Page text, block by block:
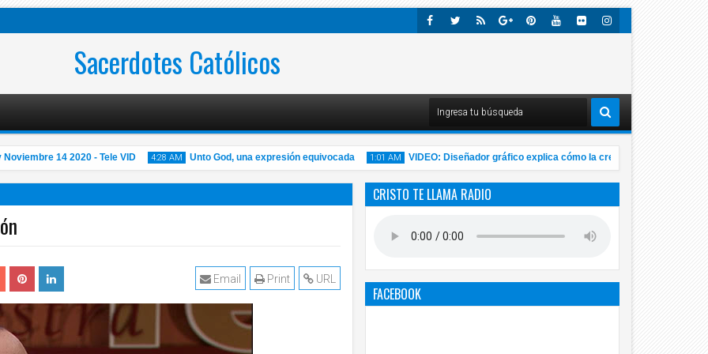
M
Plus
Sacerdotes Católicos
14 2020 - Tele VID 4:28 AM Unto God, una expresión equivocada 1:01 AM
14
VIDEO: Diseñador gráfico explica cómo la creatividad ayuda a
URL
Print
Email
CRISTO TE LLAMA RADIO
FACEBOOK